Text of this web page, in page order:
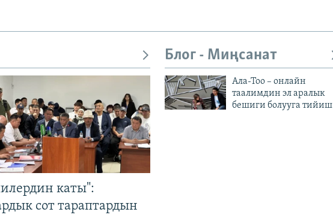
каты":
сот тараптардын
Блог - Миңсанат
Ала-Тоо – онлайн
таалимдин эл аралык
бешиги болууга тийиш